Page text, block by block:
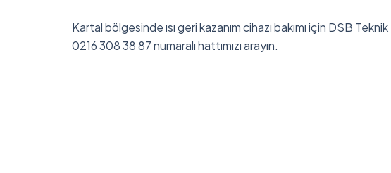
Kartal bölgesinde ısı geri kazanım cihazı bakımı için DSB
0216 308 38 87 numaralı hattımızı arayın.